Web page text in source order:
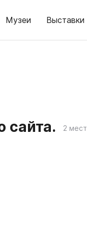
Музеи Выставки
сайта. 2 мест